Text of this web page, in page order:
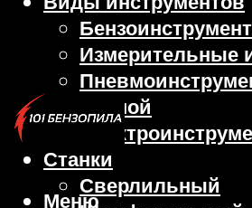
Измерительные
Ручной
Станки
Сверлильный
Меню